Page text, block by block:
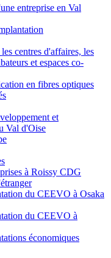
entreprise en Val
centres d'affaires, les
et espaces co-
en fibres optiques
et
Val d'Oise
à Roissy CDG
du CEEVO à Osaka
du CEEVO à
économiques